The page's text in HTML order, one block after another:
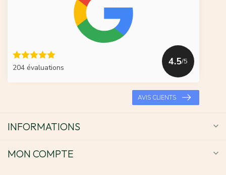
204 évaluations
4.5/5
AVIS CLIENTS
INFORMATIONS
MON COMPTE